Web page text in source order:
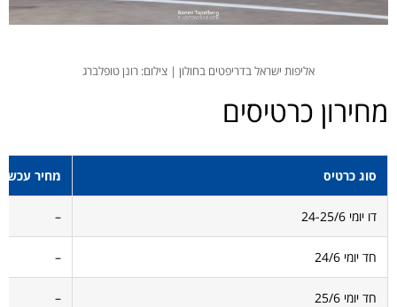
אליפות ישראל בדריפטים בחולון | צילום: רונן טופלברג
מחירון כרטיסים
סוג כרטיס מחיר עכשיו
דו יומי 24-25/6 –
חד יומי 24/6 –
חד יומי 25/6 –